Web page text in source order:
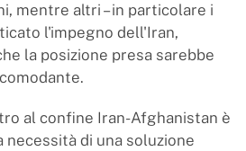
mentre altri – in particolare i
l'impegno dell'Iran,
la posizione presa sarebbe
al confine Iran-Afghanistan è
necessità di una soluzione